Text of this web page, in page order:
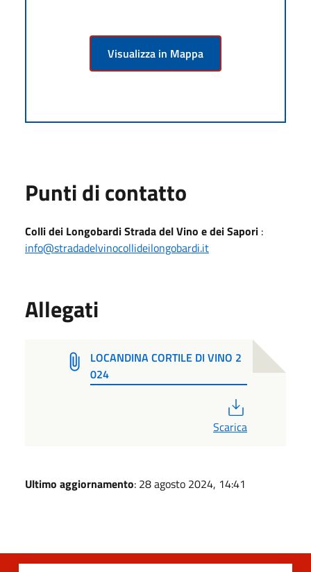
Visualizza in Mappa
Punti di contatto
Colli dei Longobardi Strada del Vino e dei Sapori :
info@stradadelvinocollideilongobardi.it
Allegati
LOCANDINA CORTILE DI VINO 2
024
Scarica
Ultimo aggiornamento: 28 agosto 2024, 14:41